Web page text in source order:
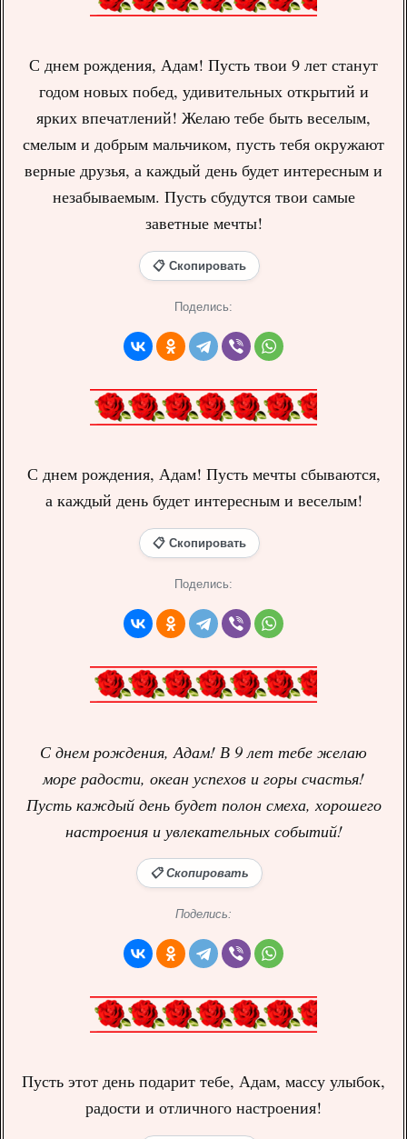
С днем рождения, Адам! Пусть твои 9 лет станут
годом новых побед, удивительных открытий и
ярких впечатлений! Желаю тебе быть веселым,
смелым и добрым мальчиком, пусть тебя окружают
верные друзья, а каждый день будет интересным и
незабываемым. Пусть сбудутся твои самые
заветные мечты!
📋 Скопировать
Поделись:
С днем рождения, Адам! Пусть мечты сбываются,
а каждый день будет интересным и веселым!
📋 Скопировать
Поделись:
С днем рождения, Адам! В 9 лет тебе желаю
море радости, океан успехов и горы счастья!
Пусть каждый день будет полон смеха, хорошего
настроения и увлекательных событий!
📋 Скопировать
Поделись:
Пусть этот день подарит тебе, Адам, массу улыбок,
радости и отличного настроения!